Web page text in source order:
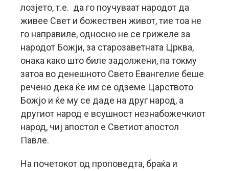
лозјето, т.е. да го поучуваат народот да
живее Свет и божествен живот, тие тоа не
го направиле, односно не се грижеле за
народот Божји, за старозаветната Црква,
онака како што биле задолжени, па токму
затоа во денешното Свето Евангелие беше
речено дека ќе им се одземе Царството
Божјо и ќе му се даде на друг народ, а
другиот народ е всушност незнабожечкиот
народ, чиј апостол е Светиот апостол
Павле.
На почетокот од проповедта, браќа и